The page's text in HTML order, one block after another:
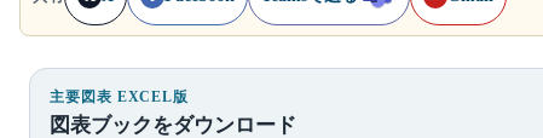
主要図表 EXCEL版
図表ブックをダウンロード